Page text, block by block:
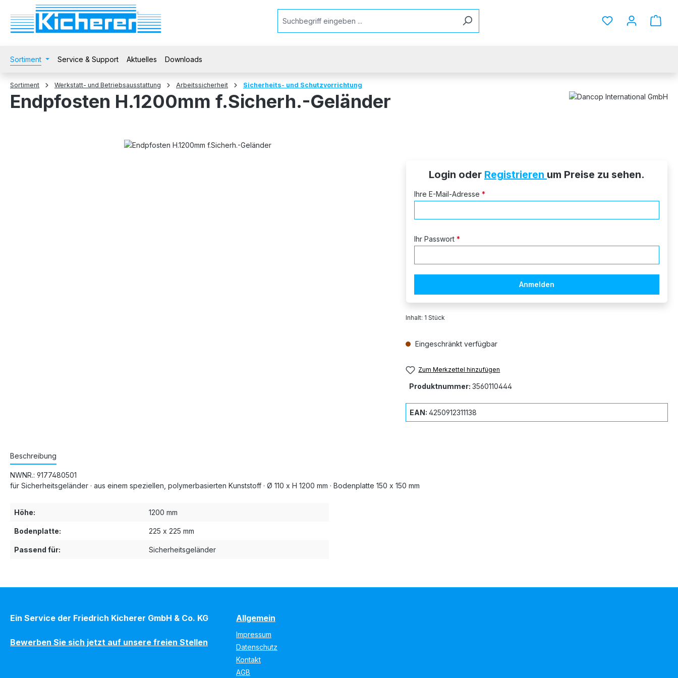
Hauptinhalt springen
Zur Suche springen
Zur Hauptnavigation springen
Du hast 0
Sortiment Service & Support Aktuelles Downloads
Sortiment Werkstatt- und Betriebsausstattung Arbeitssicherheit Sicherheits- und Schutzvorrichtung
Endpfosten H.1200mm f.Sicherh.-Geländer
Login oder Registrieren um Preise zu sehen.
Ihre E-Mail-Adresse *
Ihr Passwort *
Anmelden
Inhalt: 1 Stück
Eingeschränkt verfügbar
Zum Merkzettel hinzufügen
Produktnummer: 3560110444
EAN: 4250912311138
Beschreibung
NWNR.: 9177480501
für Sicherheitsgeländer · aus einem speziellen, polymerbasierten Kunststoff · Ø 110 x H 1200 mm · Bodenplatte 150 x 150 mm
Höhe: 1200 mm
Bodenplatte: 225 x 225 mm
Passend für: Sicherheitsgeländer
Ein Service der Friedrich Kicherer GmbH & Co. KG
Bewerben Sie sich jetzt auf unsere freien Stellen
Allgemein
Impressum
Datenschutz
Kontakt
AGB